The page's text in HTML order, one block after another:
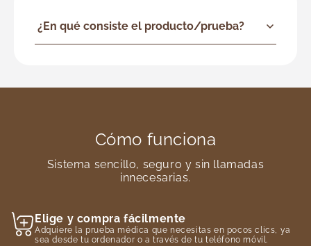
¿En qué consiste el producto/prueba?
Cómo funciona
Sistema sencillo, seguro y sin llamadas
innecesarias.
Elige y compra fácilmente
Adquiere la prueba médica que necesitas en pocos clics, ya
sea desde tu ordenador o a través de tu teléfono móvil.